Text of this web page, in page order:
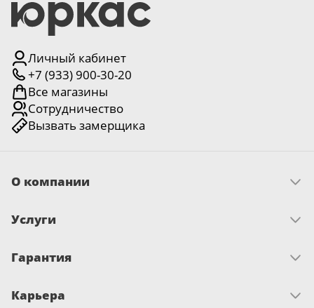
Личный кабинет
+7 (933) 900-30-20
Все магазины
Сотрудничество
Вызвать замерщика
О компании
Миссия и ценности
Новости
Услуги
Замер
Гарантия
Сертификаты
Карьера